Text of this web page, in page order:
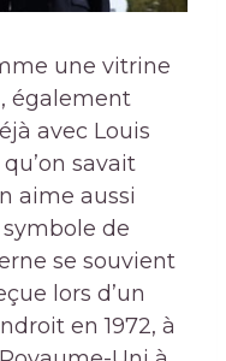
une vitrine
également
avec Louis
savait
aime aussi
de
se souvient
lors d’un
en 1972, à